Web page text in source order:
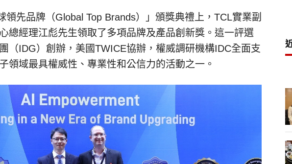
領先品牌（Global Top Brands）」 頒獎典禮上， TCL實業副
總經理江彪先生領取了多項品牌及產品創新獎。這一評選
（IDG）創辦，美國TWICE協辦，權威調研機構IDC全面支
領域最具權威性、專業性和公信力的活動之一。